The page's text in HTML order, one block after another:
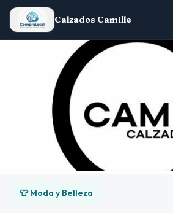
Calzados Camille
👕 Moda y Belleza